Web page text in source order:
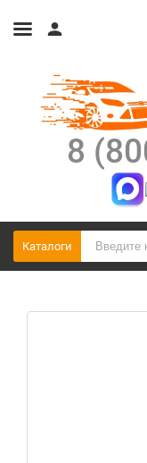
8
Каталоги